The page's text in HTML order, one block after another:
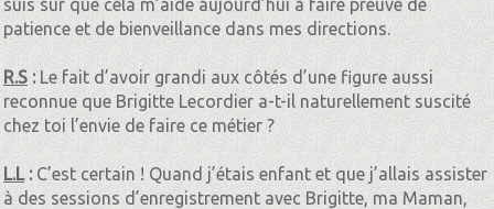
suis sûr que cela m’aide aujourd’hui à faire preuve de
patience et de bienveillance dans mes directions.
R.S:Le fait d’avoir grandi aux côtés d’une figure aussi
reconnue que Brigitte Lecordier a-t-il naturellement suscité
chez toi l’envie de faire ce métier ?
L.L:C’est certain ! Quand j’étais enfant et que j’allais assister
à des sessions d’enregistrement avec Brigitte, ma Maman,